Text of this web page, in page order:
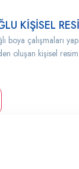
KİŞİSEL
boya çalışmaları
oluşan kişisel